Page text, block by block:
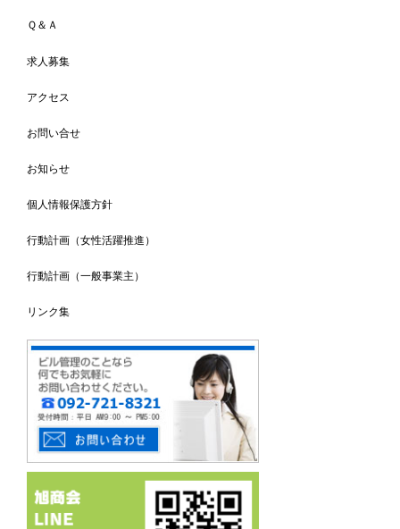
Ｑ＆Ａ
求人募集
アクセス
お問い合せ
お知らせ
個人情報保護方針
行動計画（女性活躍推進）
行動計画（一般事業主）
リンク集